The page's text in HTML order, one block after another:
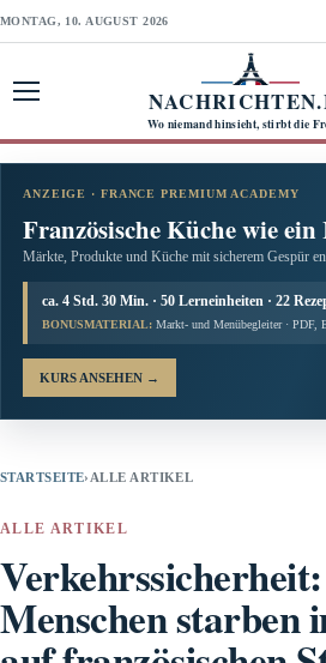
MONTAG, 10. AUGUST 2026
Wo niemand hinsieht, stirbt die
ANZEIGE · FRANCE PREMIUM ACADEMY
Französische Küche wie
Märkte, Produkte und Küche mit sicherem Gespür
ca. 4 Std. 30 Min. · 50 Lerneinheiten · 22
BONUSMATERIAL: Markt- und Menübegleiter · PDF,
KURS ANSEHEN →
STARTSEITE› ALLE ARTIKEL
ALLE ARTIKEL
Menschen starben